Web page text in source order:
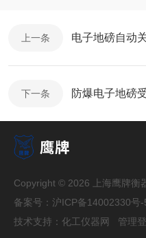
上一条 电子地磅自动
下一条 防爆电子地磅
Copyright © 2026 上海鹰牌衡
备案号： 沪ICP备14002330号-
技术支持： 化工仪器网 管理